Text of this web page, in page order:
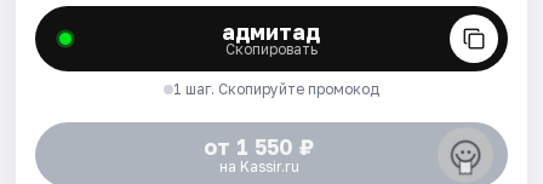
адмитад
Скопировать
1 шаг. Скопируйте промокод
от 1 550 ₽
на Kassir.ru